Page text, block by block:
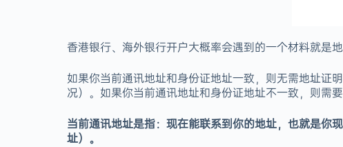
香港银行、海外银行开户大概率会遇到的一个材料就是
如果你当前通讯地址和身份证地址一致，则无需地址证
况）。如果你当前通讯地址和身份证地址不一致，则需要
当前通讯地址是指：现在能联系到你的地址，也就是你
址）。